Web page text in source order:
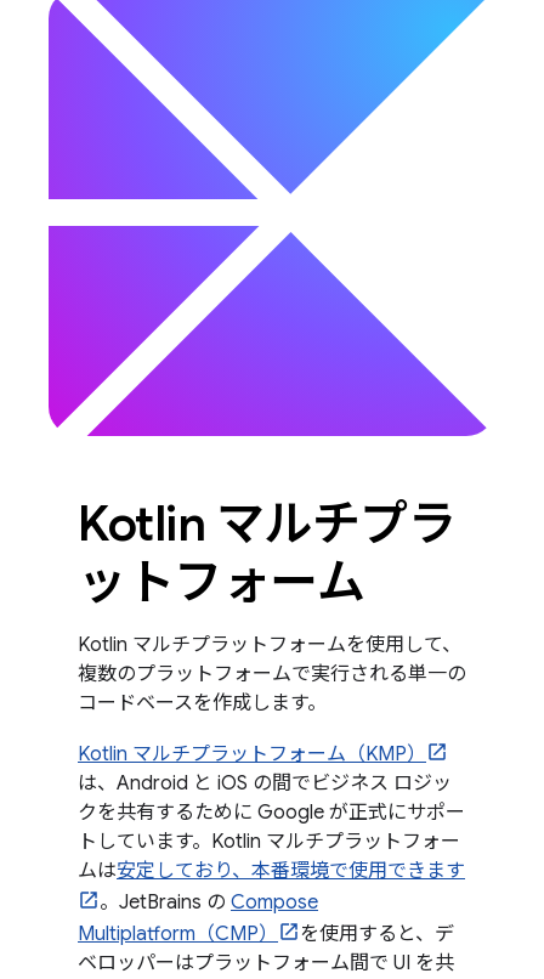
Kotlin マルチプラ
ットフォーム
Kotlin マルチプラットフォームを使用して、
複数のプラットフォームで実行される単一の
コードベースを作成します。
Kotlin マルチプラットフォーム（KMP）
は、Android と iOS の間でビジネス ロジッ
クを共有するために Google が正式にサポー
トしています。Kotlin マルチプラットフォー
ムは安定しており、本番環境で使用できます
。JetBrains の Compose
Multiplatform（CMP）
を使用すると、デ
ベロッパーはプラットフォーム間で UI を共